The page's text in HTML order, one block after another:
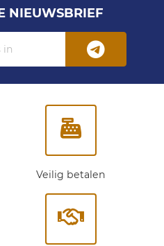
NIEUWSBRIEF
Veilig betalen